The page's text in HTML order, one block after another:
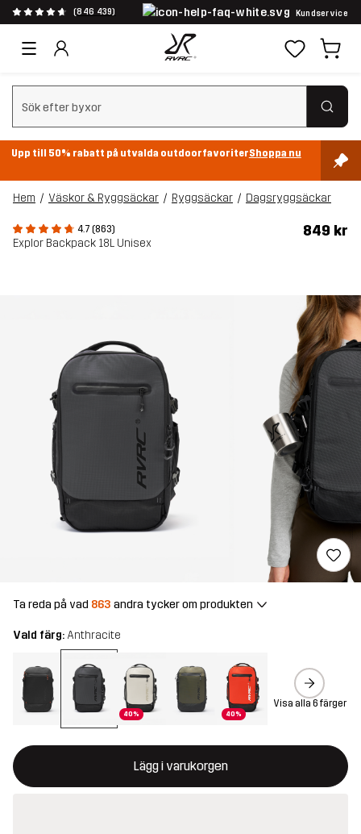
(846 439) Kundservice
Rensa sök
Upp till 50% rabatt på utvalda outdoorfavoriterShoppa nu
Hem Väskor & Ryggsäckar Ryggsäckar Dagsryggsäckar
4.7 (863)
Explor Backpack 18L Unisex
849 kr
Ta reda på vad 863 andra tycker om produkten
Vald färg: Anthracite
40% 40%
Visa alla 6 färger
Lägg i varukorgen
Denna knapp kommer att öppna en modal som bekräftar en ny
{{size}} inte tillgänglig